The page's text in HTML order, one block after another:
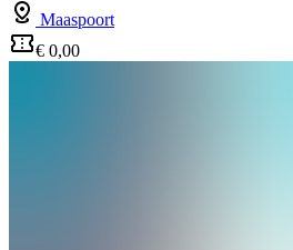
Maaspoort
€ 0,00